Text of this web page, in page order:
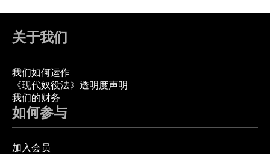
关于我们
我们如何运作
《现代奴役法》透明度声明
我们的财务
如何参与
加入会员